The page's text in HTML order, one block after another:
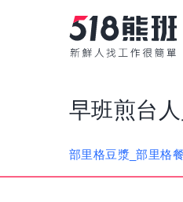
早班煎台
部里格豆漿_部里格